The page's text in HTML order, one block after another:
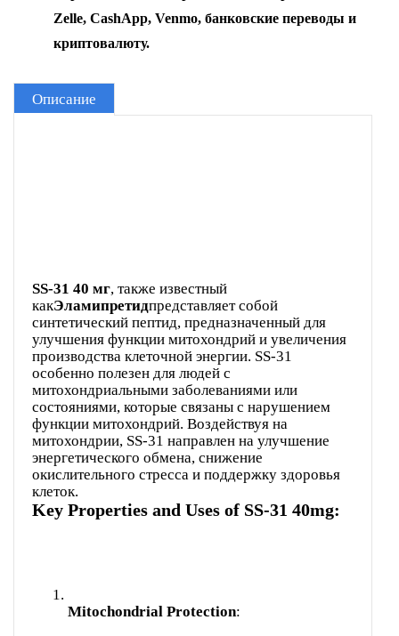
Zelle, CashApp, Venmo, банковские переводы и
криптовалюту.
Описание
SS-31 40 мг, также известный
какЭламипретидпредставляет собой
синтетический пептид, предназначенный для
улучшения функции митохондрий и увеличения
производства клеточной энергии. SS-31
особенно полезен для людей с
митохондриальными заболеваниями или
состояниями, которые связаны с нарушением
функции митохондрий. Воздействуя на
митохондрии, SS-31 направлен на улучшение
энергетического обмена, снижение
окислительного стресса и поддержку здоровья
клеток.
Key Properties and Uses of SS-31 40mg:
Mitochondrial Protection